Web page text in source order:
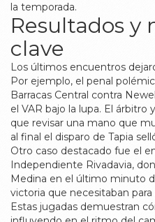
la temporada.
Resultados y
clave
Los últimos encuentros
Por ejemplo, el penal
Barracas Central contra
el VAR bajo la lupa. El
que revisar una mano que
al final el disparo de Tapia
Otro caso destacado fue el
Independiente Rivadavia,
Medina en el último minuto
victoria que necesitaban
Estas jugadas demuestran